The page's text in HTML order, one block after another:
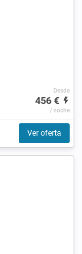
Desde
456 €
/ noche
Ver oferta